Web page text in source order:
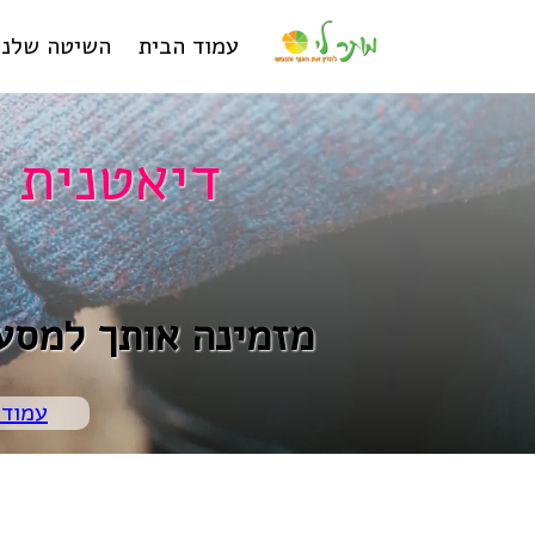
עמוד הבית השיטה
מזמינה אותך